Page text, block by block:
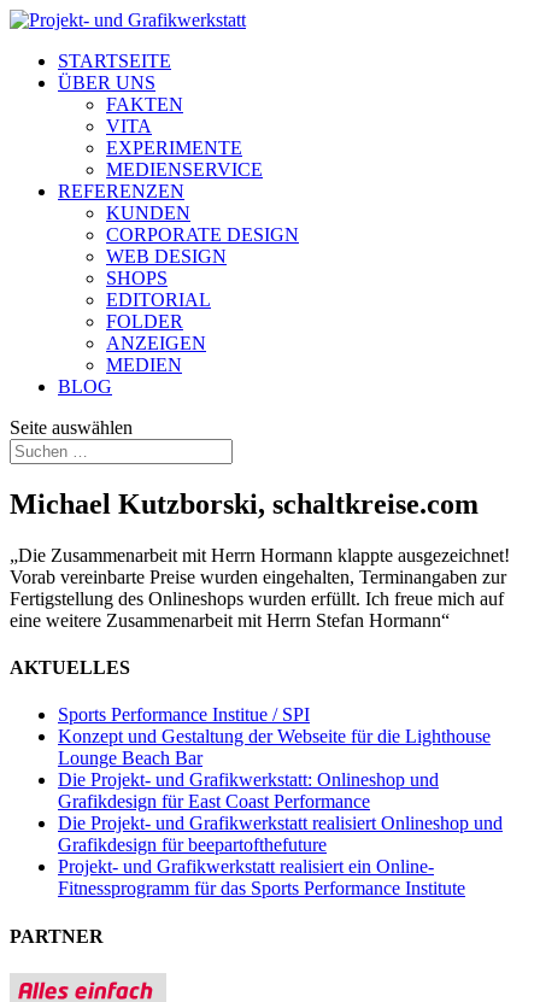
STARTSEITE
ÜBER UNS
FAKTEN
VITA
EXPERIMENTE
MEDIENSERVICE
REFERENZEN
KUNDEN
CORPORATE DESIGN
WEB DESIGN
SHOPS
EDITORIAL
FOLDER
ANZEIGEN
MEDIEN
BLOG
Seite auswählen
Michael Kutzborski, schaltkreise.com
„Die Zusammenarbeit mit Herrn Hormann klappte ausgezeichnet!
Vorab vereinbarte Preise wurden eingehalten, Terminangaben zur
Fertigstellung des Onlineshops wurden erfüllt. Ich freue mich auf
eine weitere Zusammenarbeit mit Herrn Stefan Hormann“
AKTUELLES
Sports Performance Institue / SPI
Konzept und Gestaltung der Webseite für die Lighthouse
Lounge Beach Bar
Die Projekt- und Grafikwerkstatt: Onlineshop und
Grafikdesign für East Coast Performance
Die Projekt- und Grafikwerkstatt realisiert Onlineshop und
Grafikdesign für beepartofthefuture
Projekt- und Grafikwerkstatt realisiert ein Online-
Fitnessprogramm für das Sports Performance Institute
PARTNER